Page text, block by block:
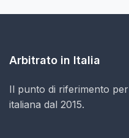
Arbitrato in Italia
Il punto di riferimento
italiana dal 2015.